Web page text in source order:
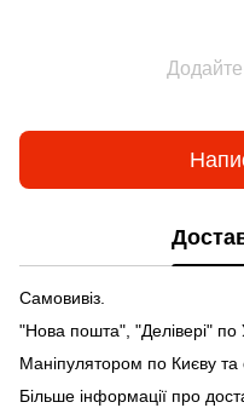
Самовивіз.
"Нова пошта", "Делівері" по
Маніпулятором по Києву та
Більше інформації про